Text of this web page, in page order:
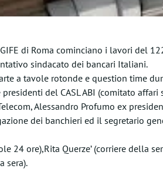
di Roma cominciano i lavori del
sindacato dei bancari Italiani.
a tavole rotonde e question time
del CASL ABI (comitato
Alessandro Profumo ex
dei banchieri ed il segretario
24 ore),Rita Querze’ (corriere della
sera).